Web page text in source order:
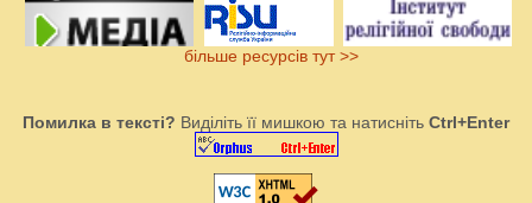
більше ресурсів тут >>
Помилка в тексті? Виділіть її мишкою та натисніть Ctrl+Enter